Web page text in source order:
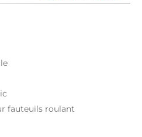
fauteuils roulant